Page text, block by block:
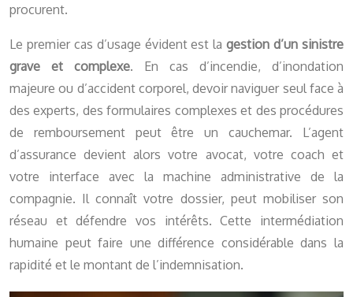
procurent.
Le premier cas d’usage évident est lagestion d’un sinistre
grave et complexe. En cas d’incendie, d’inondation
majeure ou d’accident corporel, devoir naviguer seul face à
des experts, des formulaires complexes et des procédures
de remboursement peut être un cauchemar. L’agent
d’assurance devient alors votre avocat, votre coach et
votre interface avec la machine administrative de la
compagnie. Il connaît votre dossier, peut mobiliser son
réseau et défendre vos intérêts. Cette intermédiation
humaine peut faire une différence considérable dans la
rapidité et le montant de l’indemnisation.